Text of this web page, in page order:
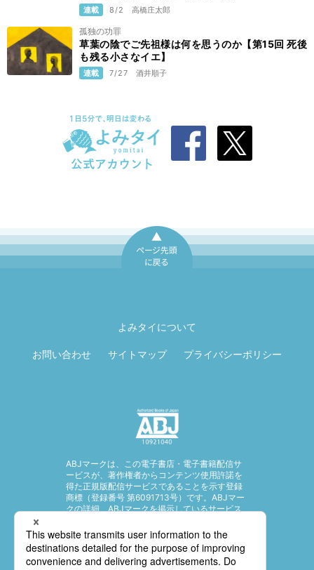
連載 8/2 高橋庄太郎
孤独の功罪
草葉の陰でご先祖様は何を思うのか【第15回 死後
も残る小さなイエ】
連載 7/27 酒井順子
よみタイについて
お問い合わせ サイトマップ プライバシーポリシー
ABJマークは、この電子書店・電子書籍配信サ
ービスが、著作権者からコンテンツ使用許諾を
得た正規版配信サービスであることを示す登録
商標（登録番号 第6091713号）です。ABJマー
クの詳細、ABJマークを掲示しているサービス